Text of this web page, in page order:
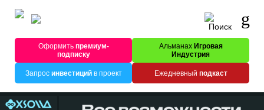
Оформитьпремиум-
подписку
Альманах Игровая
Индустрия
Запрос инвестицийв проект Ежедневный подкаст